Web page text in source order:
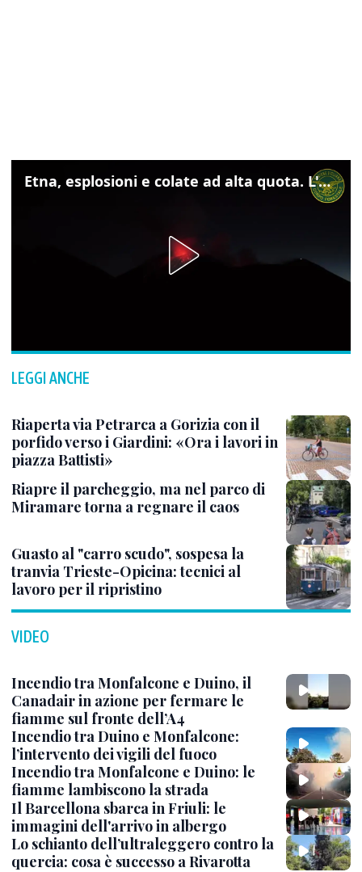
Etna, esplosioni e colate ad alta quota. L'aeroporto di Catania verso la normalità
LEGGI ANCHE
Riaperta via Petrarca a Gorizia con il
porfido verso i Giardini: «Ora i lavori in
piazza Battisti»
Riapre il parcheggio, ma nel parco di
Miramare torna a regnare il caos
Guasto al "carro scudo", sospesa la
tranvia Trieste-Opicina: tecnici al
lavoro per il ripristino
VIDEO
Incendio tra Monfalcone e Duino, il
Canadair in azione per fermare le
fiamme sul fronte dell’A4
Incendio tra Duino e Monfalcone:
l’intervento dei vigili del fuoco
Incendio tra Monfalcone e Duino: le
fiamme lambiscono la strada
Il Barcellona sbarca in Friuli: le
immagini dell'arrivo in albergo
Lo schianto dell’ultraleggero contro la
quercia: cosa è successo a Rivarotta